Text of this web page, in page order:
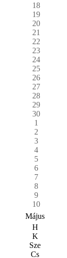
18
19
20
21
22
23
24
25
26
27
28
29
30
1
2
3
4
5
6
7
8
9
10
Május
H
K
Sze
Cs